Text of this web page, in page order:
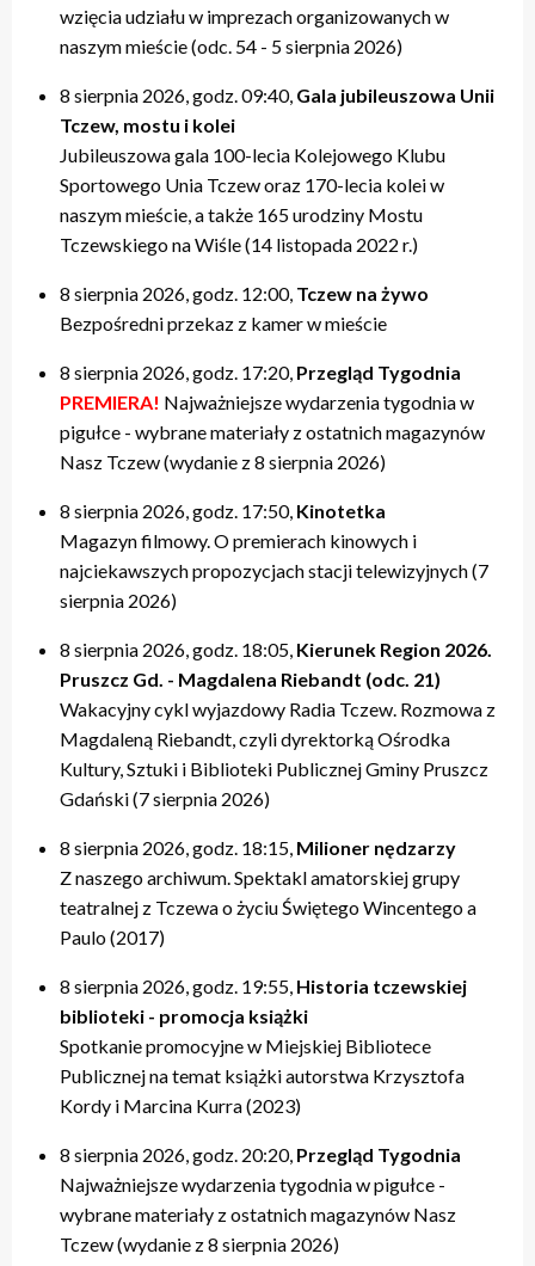
wzięcia udziału w imprezach organizowanych w
naszym mieście (odc. 54 - 5 sierpnia 2026)
8 sierpnia 2026, godz. 09:40, Gala jubileuszowa Unii
Tczew, mostu i kolei
Jubileuszowa gala 100-lecia Kolejowego Klubu
Sportowego Unia Tczew oraz 170-lecia kolei w
naszym mieście, a także 165 urodziny Mostu
Tczewskiego na Wiśle (14 listopada 2022 r.)
8 sierpnia 2026, godz. 12:00, Tczew na żywo
Bezpośredni przekaz z kamer w mieście
8 sierpnia 2026, godz. 17:20, Przegląd Tygodnia
PREMIERA! Najważniejsze wydarzenia tygodnia w
pigułce - wybrane materiały z ostatnich magazynów
Nasz Tczew (wydanie z 8 sierpnia 2026)
8 sierpnia 2026, godz. 17:50, Kinotetka
Magazyn filmowy. O premierach kinowych i
najciekawszych propozycjach stacji telewizyjnych (7
sierpnia 2026)
8 sierpnia 2026, godz. 18:05, Kierunek Region 2026.
Pruszcz Gd. - Magdalena Riebandt (odc. 21)
Wakacyjny cykl wyjazdowy Radia Tczew. Rozmowa z
Magdaleną Riebandt, czyli dyrektorką Ośrodka
Kultury, Sztuki i Biblioteki Publicznej Gminy Pruszcz
Gdański (7 sierpnia 2026)
8 sierpnia 2026, godz. 18:15, Milioner nędzarzy
Z naszego archiwum. Spektakl amatorskiej grupy
teatralnej z Tczewa o życiu Świętego Wincentego a
Paulo (2017)
8 sierpnia 2026, godz. 19:55, Historia tczewskiej
biblioteki - promocja książki
Spotkanie promocyjne w Miejskiej Bibliotece
Publicznej na temat książki autorstwa Krzysztofa
Kordy i Marcina Kurra (2023)
8 sierpnia 2026, godz. 20:20, Przegląd Tygodnia
Najważniejsze wydarzenia tygodnia w pigułce -
wybrane materiały z ostatnich magazynów Nasz
Tczew (wydanie z 8 sierpnia 2026)